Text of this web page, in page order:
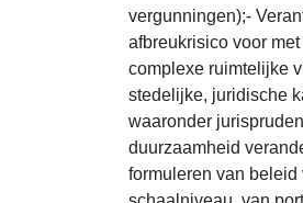
vergunningen);-
afbreukrisico voor
complexe ruimtelijke
stedelijke, juridische
waaronder
duurzaamheid
formuleren van